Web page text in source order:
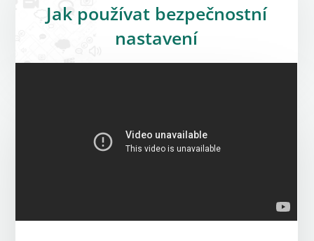
Jak používat bezpečnostní
nastavení